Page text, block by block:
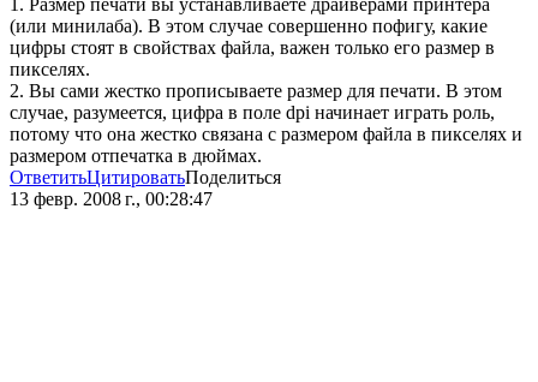
1. Размер печати вы устанавливаете драйверами принтера
(или минилаба). В этом случае совершенно пофигу, какие
цифры стоят в свойствах файла, важен только его размер в
пикселях.
2. Вы сами жестко прописываете размер для печати. В этом
случае, разумеется, цифра в поле dpi начинает играть роль,
потому что она жестко связана с размером файла в пикселях и
размером отпечатка в дюймах.
ОтветитьЦитироватьПоделиться
13 февр. 2008 г., 00:28:47